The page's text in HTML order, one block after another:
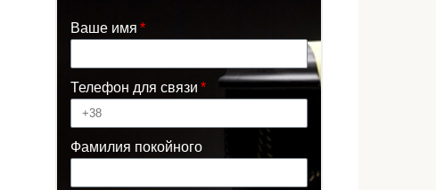
Ваше имя
Телефон для связи
Фамилия покойного